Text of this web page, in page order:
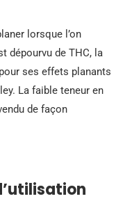
lorsque l’on
dépourvu de THC, la
ses effets planants
La faible teneur en
de façon